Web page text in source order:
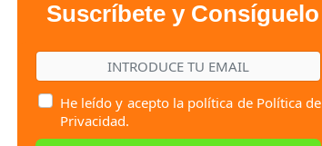
Suscríbete y Consíguelo
He leído y acepto la política de Política de
Privacidad.